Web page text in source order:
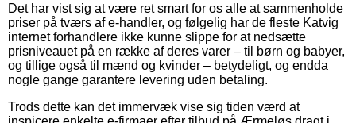
Det har vist sig at være ret smart for os alle at sammenholde
priser på tværs af e-handler, og følgelig har de fleste Katvig
internet forhandlere ikke kunne slippe for at nedsætte
prisniveauet på en række af deres varer – til børn og babyer,
og tillige også til mænd og kvinder – betydeligt, og endda
nogle gange garantere levering uden betaling.
Trods dette kan det immervæk vise sig tiden værd at